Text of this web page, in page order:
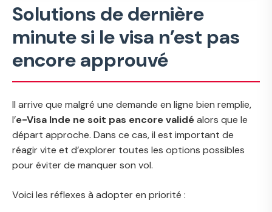
Solutions de dernière
minute si le visa n’est pas
encore approuvé
Il arrive que malgré une demande en ligne bien remplie,
l’e-Visa Inde ne soit pas encore validéalors que le
départ approche. Dans ce cas, il est important de
réagir vite et d’explorer toutes les options possibles
pour éviter de manquer son vol.
Voici les réflexes à adopter en priorité :